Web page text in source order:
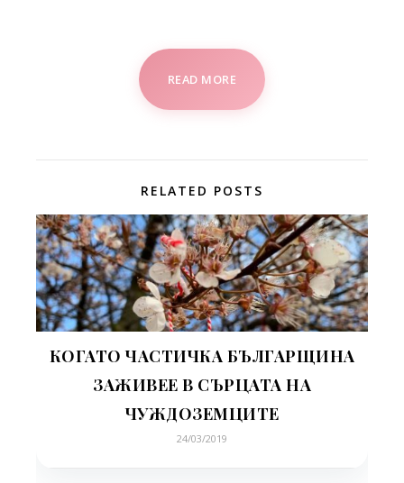
READ MORE
RELATED POSTS
КОГАТО ЧАСТИЧКА БЪЛГАРЩИНА
ЗАЖИВЕЕ В СЪРЦАТА НА
ЧУЖДОЗЕМЦИТЕ
24/03/2019